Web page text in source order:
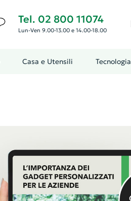
Tel. 02 800 11074
Lun-Ven 9.00-13.00 e 14.00-18.00
Casa e Utensili Tecnologia